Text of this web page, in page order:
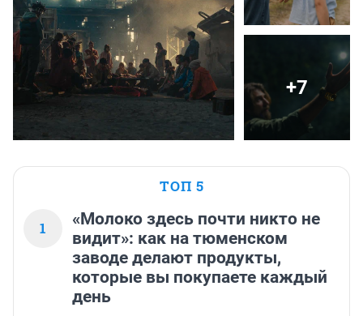
+7
ТОП 5
1
«Молоко здесь почти никто не
видит»: как на тюменском
заводе делают продукты,
которые вы покупаете каждый
день